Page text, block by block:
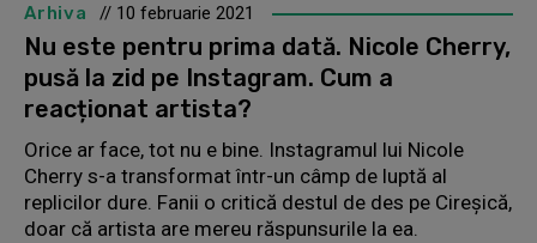
Arhiva // 10 februarie 2021
Nu este pentru prima dată. Nicole Cherry,
pusă la zid pe Instagram. Cum a
reacționat artista?
Orice ar face, tot nu e bine. Instagramul lui Nicole
Cherry s-a transformat într-un câmp de luptă al
replicilor dure. Fanii o critică destul de des pe Cireșică,
doar că artista are mereu răspunsurile la ea.